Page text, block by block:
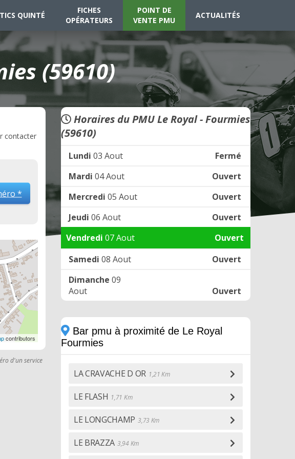
QUINTÉ
FICHES
OPÉRATEURS
POINT DE
VENTE PMU
ACTUALITÉS
(59610)
contacter
*
contributors
d'un service
Horaires du PMU Le Royal - Fourmies
(59610)
Lundi 03 Aout
Fermé
Mardi 04 Aout
Ouvert
Mercredi 05 Aout
Ouvert
Jeudi 06 Aout
Ouvert
Vendredi 07 Aout
Ouvert
Samedi 08 Aout
Ouvert
Dimanche 09
Aout
Ouvert
Bar pmu à proximité de Le Royal
Fourmies
LA CRAVACHE D OR 1,21 Km
LE FLASH 1,71 Km
LE LONGCHAMP 3,73 Km
LE BRAZZA 3,94 Km